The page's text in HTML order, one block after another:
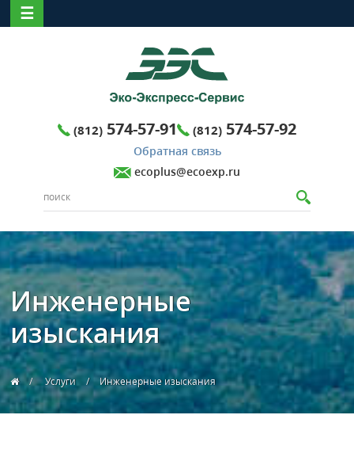
☰
(812) 574-57-91 (812) 574-57-92
Обратная связь
ecoplus@ecoexp.ru
Инженерные
изыскания
Услуги Инженерные изыскания